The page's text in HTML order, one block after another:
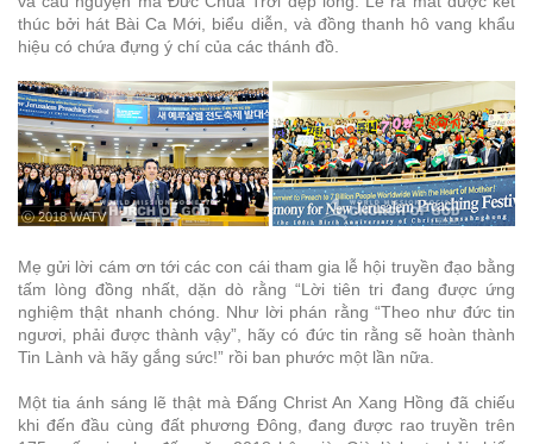
thúc bởi hát Bài Ca Mới, biểu diễn, và đồng thanh hô vang khẩu
hiệu có chứa đựng ý chí của các thánh đồ.
ⓒ 2018 WATV
Mẹ gửi lời cám ơn tới các con cái tham gia lễ hội truyền đạo bằng
tấm lòng đồng nhất, dặn dò rằng “Lời tiên tri đang được ứng
nghiệm thật nhanh chóng. Như lời phán rằng “Theo như đức tin
ngươi, phải được thành vậy”, hãy có đức tin rằng sẽ hoàn thành
Tin Lành và hãy gắng sức!” rồi ban phước một lần nữa.
Một tia ánh sáng lẽ thật mà Đấng Christ An Xang Hồng đã chiếu
khi đến đầu cùng đất phương Đông, đang được rao truyền trên